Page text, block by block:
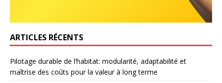
ARTICLES RÉCENTS
Pilotage durable de l’habitat: modularité, adaptabilité et
maîtrise des coûts pour la valeur à long terme